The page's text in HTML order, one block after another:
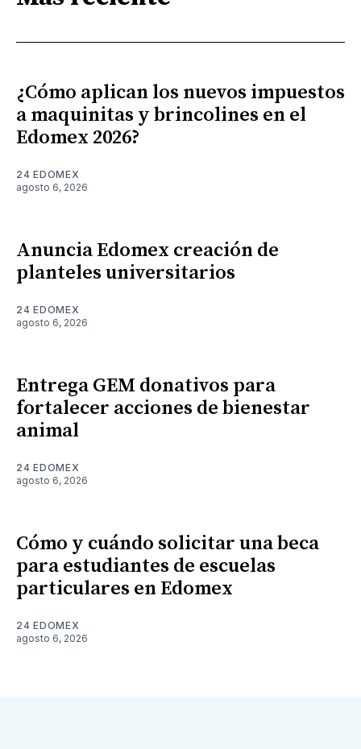
¿Cómo aplican los nuevos impuestos
a maquinitas y brincolines en el
Edomex 2026?
24 EDOMEX
agosto 6, 2026
Anuncia Edomex creación de
planteles universitarios
24 EDOMEX
agosto 6, 2026
Entrega GEM donativos para
fortalecer acciones de bienestar
animal
24 EDOMEX
agosto 6, 2026
Cómo y cuándo solicitar una beca
para estudiantes de escuelas
particulares en Edomex
24 EDOMEX
agosto 6, 2026